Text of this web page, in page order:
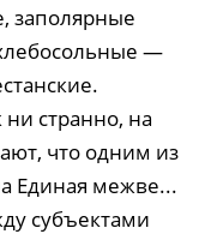
заполярные
—
странно, на
что одним из
Единая межве...
субъектами